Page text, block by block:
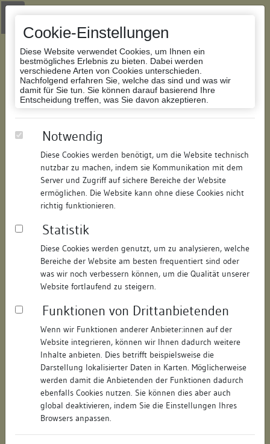
Cookie-Einstellungen
Diese Website verwendet Cookies, um Ihnen ein
bestmögliches Erlebnis zu bieten. Dabei werden
verschiedene Arten von Cookies unterschieden.
Nachfolgend erfahren Sie, welche das sind und was wir
damit für Sie tun. Sie können darauf basierend Ihre
Entscheidung treffen, was Sie davon akzeptieren.
Notwendig
Diese Cookies werden benötigt, um die Website technisch
nutzbar zu machen, indem sie Kommunikation mit dem
Server und Zugriff auf sichere Bereiche der Website
ermöglichen. Die Website kann ohne diese Cookies nicht
richtig funktionieren.
Statistik
Diese Cookies werden genutzt, um zu analysieren, welche
Bereiche der Website am besten frequentiert sind oder
was wir noch verbessern können, um die Qualität unserer
Website fortlaufend zu steigern.
Funktionen von Drittanbietenden
Wenn wir Funktionen anderer Anbieter:innen auf der
Website integrieren, können wir Ihnen dadurch weitere
Inhalte anbieten. Dies betrifft beispielsweise die
Darstellung lokalisierter Daten in Karten. Möglicherweise
werden damit die Anbietenden der Funktionen dadurch
ebenfalls Cookies nutzen. Sie können dies aber auch
global deaktivieren, indem Sie die Einstellungen Ihres
Browsers anpassen.
Zur Navigation springen
Zum Inhalt der Website springen
Datenbank Bauforschung/Restaurierung
321315059106/Datum:09.07.2008
Datenbestand:
Bauforschung
Als PDF herunterladen:
Objektdaten
Straße: Konradigasse
Hausnummer: 13
Postleitzahl: 78462
Stadt-Teilort: Konstanz
Regierungsbezirk: Freiburg
Konstanz (Landkreis)
Wohnplatzschlüssel: 8335043012
Flurstücknummer: 71